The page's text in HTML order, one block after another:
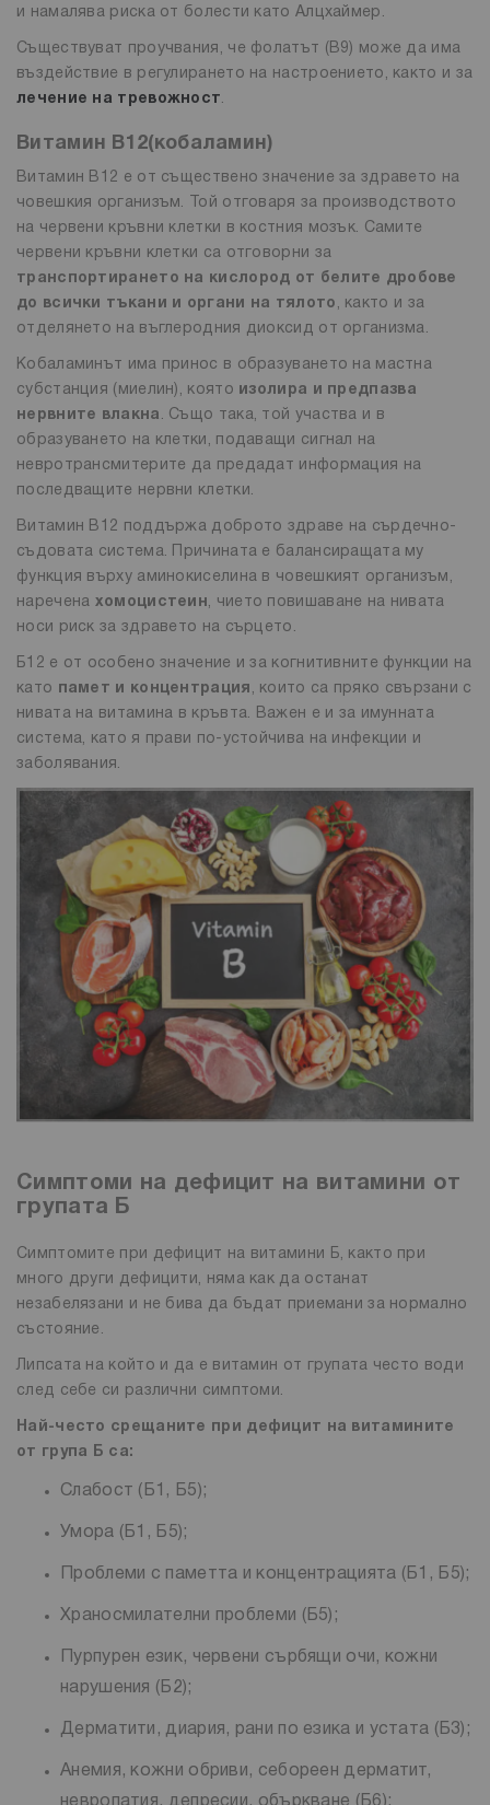
и намалява риска от болести като Алцхаймер.
Съществуват проучвания, че фолатът (B9) може да има
въздействие в регулирането на настроението, както и за
лечение на тревожност.
Витамин В12(кобаламин)
Витамин В12 е от съществено значение за здравето на
човешкия организъм. Той отговаря за производството
на червени кръвни клетки в костния мозък. Самите
червени кръвни клетки са отговорни за
транспортирането на кислород от белите дробове
до всички тъкани и органи на тялото , както и за
отделянето на въглеродния диоксид от организма.
Кобаламинът има принос в образуването на мастна
субстанция (миелин), която
изолира и предпазва
нервните влакна . Също така, той участва и в
образуването на клетки, подаващи сигнал на
невротрансмитерите да предадат информация на
последващите нервни клетки.
Витамин В12 поддържа доброто здраве на сърдечно-
съдовата система. Причината е балансиращата му
функция върху аминокиселина в човешкият организъм,
наречена хомоцистеин , чието повишаване на нивата
носи риск за здравето на сърцето.
Б12 е от особено значение и за когнитивните функции на
като памет и концентрация , които са пряко свързани с
нивата на витамина в кръвта. Важен е и за имунната
система, като я прави по-устойчива на инфекции и
заболявания.
Симптоми на дефицит на витамини от
групата Б
Симптомите при дефицит на витамини Б, както при
много други дефицити, няма как да останат
незабелязани и не бива да бъдат приемани за нормално
състояние.
Липсата на който и да е витамин от групата често води
след себе си различни симптоми.
Най-често срещаните при дефицит на витамините
от група Б са:
Слабост (Б1, Б5);
Умора (Б1, Б5);
Проблеми с паметта и концентрацията (Б1, Б5);
Храносмилателни проблеми (Б5);
Пурпурен език, червени сърбящи очи, кожни
нарушения (Б2);
Дерматити, диария, рани по езика и устата (Б3);
Анемия, кожни обриви, себореен дерматит,
невропатия, депресии, объркване (Б6);